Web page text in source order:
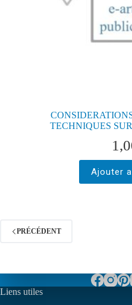
TECHNIQUES
Ajouter
PRÉCÉDENT
Liens utiles